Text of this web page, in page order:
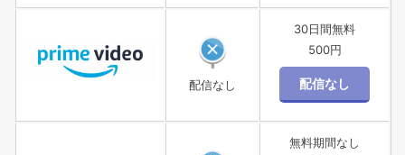
配信なし
30日間無料
500円
無料期間なし